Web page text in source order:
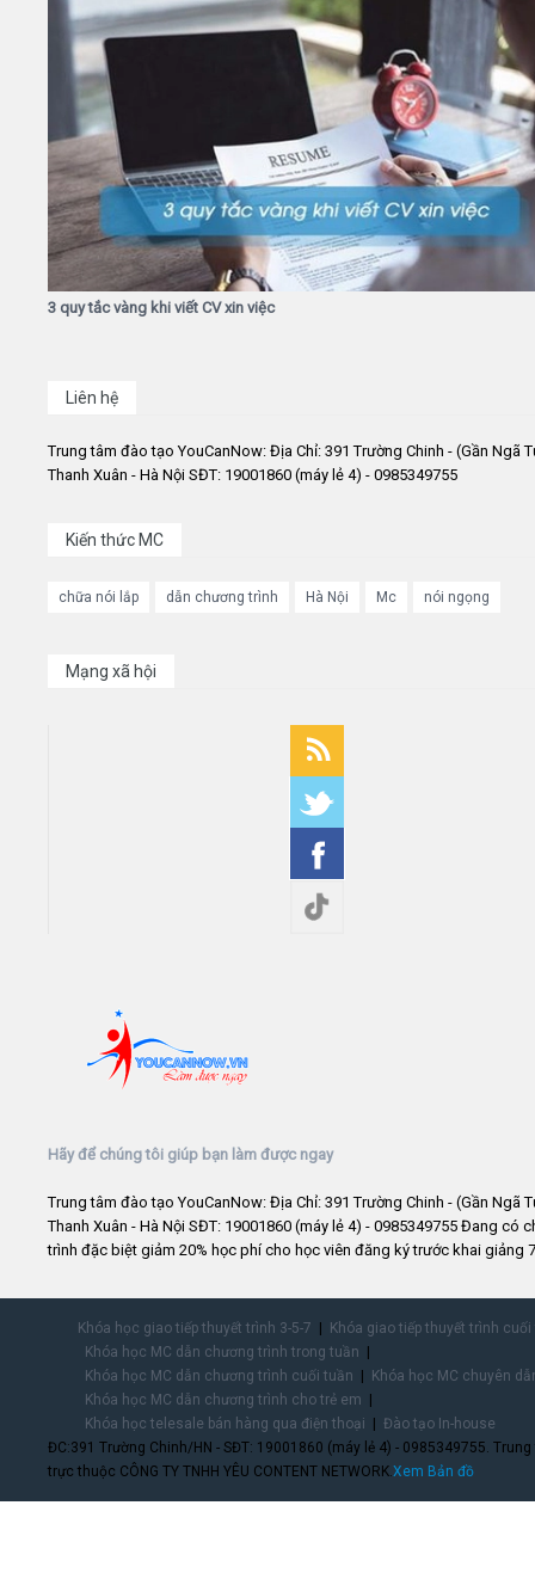
3 quy tắc vàng khi viết CV xin việc
Liên hệ
Trung tâm đào tạo YouCanNow: Địa Chỉ: 391 Trường Chinh - (Gần Ngã
Thanh Xuân - Hà Nội SĐT: 19001860 (máy lẻ 4) - 0985349755
Kiến thức MC
chữa nói lắp dẫn chương trình Hà Nội Mc nói ngọng
Mạng xã hội
Hãy để chúng tôi giúp bạn làm được ngay
Trung tâm đào tạo YouCanNow: Địa Chỉ: 391 Trường Chinh - (Gần Ngã
Thanh Xuân - Hà Nội SĐT: 19001860 (máy lẻ 4) - 0985349755 Đang có
trình đặc biệt giảm 20% học phí cho học viên đăng ký trước khai giảng
Khóa học giao tiếp thuyết trình 3-5-7
Khóa giao tiếp thuyết trình
Khóa học MC dẫn chương trình trong tuần
Khóa học MC dẫn chương trình cuối tuần
Khóa học MC chuyên
Khóa học MC dẫn chương trình cho trẻ em
Khóa học telesale bán hàng qua điện thoại
Đào tạo In-house
ĐC:391 Trường Chinh/HN - SĐT: 19001860 (máy lẻ 4) - 0985349755.
trực thuộc CÔNG TY TNHH YÊU CONTENT NETWORK.Xem Bản đồ